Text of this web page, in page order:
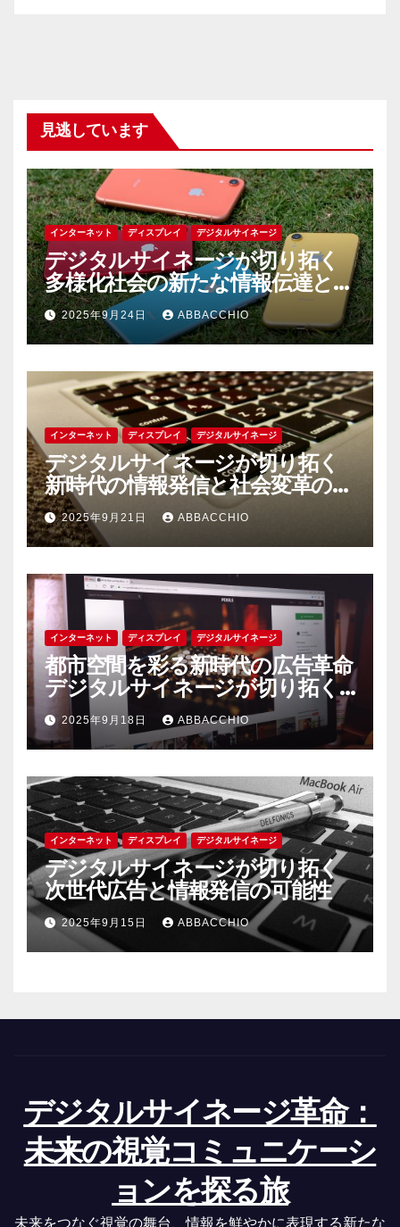
見逃しています
インターネット ディスプレイ デジタルサイネージ
デジタルサイネージが切り拓く
多様化社会の新たな情報伝達とコ
ミュニケーションの未来
2025年9月24日 ABBACCHIO
インターネット ディスプレイ デジタルサイネージ
デジタルサイネージが切り拓く
新時代の情報発信と社会変革の可
能性
2025年9月21日 ABBACCHIO
インターネット ディスプレイ デジタルサイネージ
都市空間を彩る新時代の広告革命
デジタルサイネージが切り拓く
情報発信の未来
2025年9月18日 ABBACCHIO
インターネット ディスプレイ デジタルサイネージ
デジタルサイネージが切り拓く
次世代広告と情報発信の可能性
2025年9月15日 ABBACCHIO
デジタルサイネージ革命：
未来の視覚コミュニケーシ
ョンを探る旅
未来をつなぐ視覚の舞台、情報を鮮やかに表現する新たな